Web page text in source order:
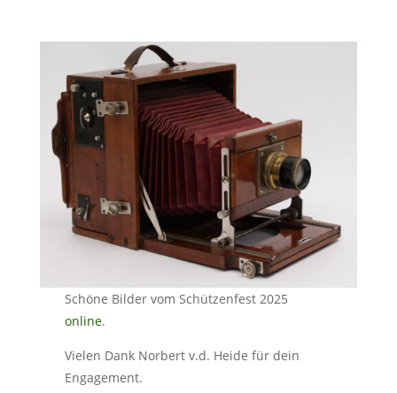
Schöne Bilder vom Schützenfest 2025
online.
Vielen Dank Norbert v.d. Heide für dein
Engagement.